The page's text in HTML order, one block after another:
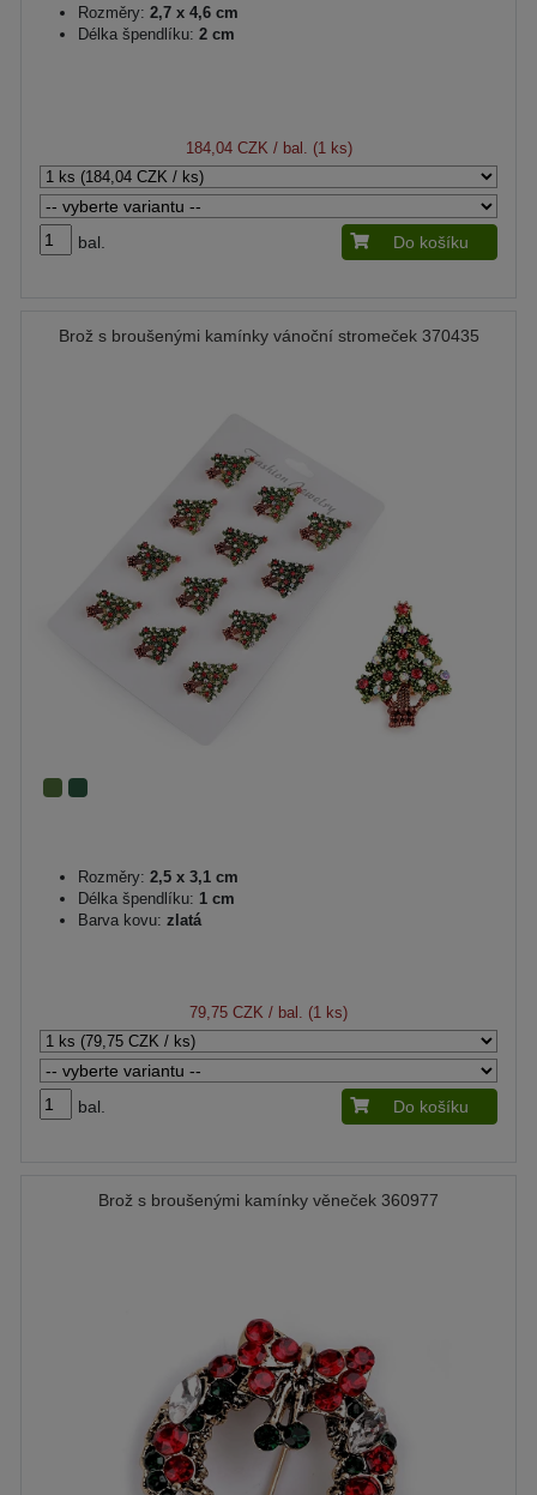
Rozměry: 2,7 x 4,6 cm
Délka špendlíku: 2 cm
184,04 CZK / bal. (1 ks)
bal. Do košíku
Brož s broušenými kamínky vánoční stromeček 370435
Rozměry: 2,5 x 3,1 cm
Délka špendlíku: 1 cm
Barva kovu: zlatá
79,75 CZK / bal. (1 ks)
bal. Do košíku
Brož s broušenými kamínky věneček 360977